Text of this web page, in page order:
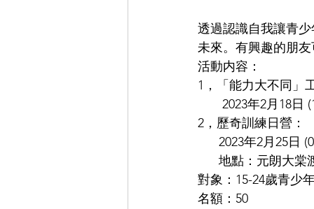
透過認識自我讓青
未來。有興趣的朋
活動内容：
1，「能力大不同」
2023年2月18
2，歷奇訓練日營：
2023年2月25日
地點：元朗大
對象：15-24歲青少
名額：50